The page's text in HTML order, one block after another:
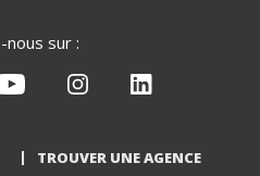
nous sur :
TROUVER UNE AGENCE